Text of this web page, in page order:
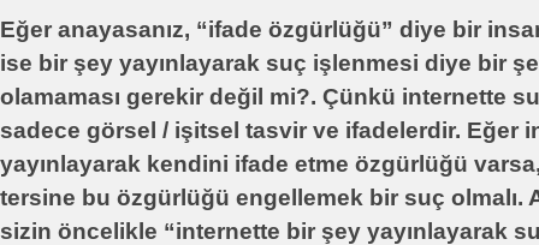
Eğer anayasanız, “ifade özgürlüğü” diye bir
ise bir şey yayınlayarak suç işlenmesi diye bir
olamaması gerekir değil mi?. Çünkü internette
sadece görsel / işitsel tasvir ve ifadelerdir. Eğer
yayınlayarak kendini ifade etme özgürlüğü
tersine bu özgürlüğü engellemek bir suç olmalı.
sizin öncelikle “internette bir şey yayınlayarak